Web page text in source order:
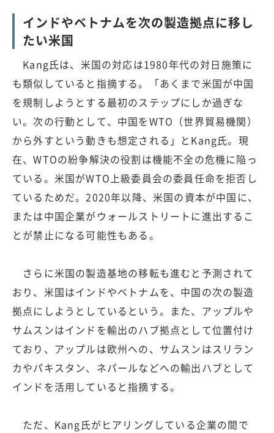
インドやベトナムを次の製造拠点に移し
たい米国
Kang氏は、米国の対応は1980年代の対日施策に
も類似していると指摘する。「あくまで米国が中国
を規制しようとする最初のステップにしか過ぎな
い。次の行動として、中国をWTO（世界貿易機関）
から外すという動きも想定される」とKang氏。現
在、WTOの紛争解決の役割は機能不全の危機に陥っ
ている。米国がWTO上級委員会の委員任命を拒否し
ているためだ。2020年以降、米国の資本が中国に、
または中国企業がウォールストリートに進出するこ
とが禁止になる可能性もある。
さらに米国の製造基地の移転も進むと予測されて
おり、米国はインドやベトナムを、中国の次の製造
拠点にしようとしているという。また、アップルや
サムスンはインドを輸出のハブ拠点として位置付け
ており、アップルは欧州への、サムスンはスリラン
カやパキスタン、ネパールなどへの輸出ハブとして
インドを活用していると指摘する。
ただ、Kang氏がヒアリングしている企業の間で